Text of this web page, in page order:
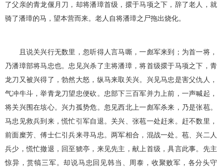
了父亲的青龙偃月刀，却将潘璋首级，擐于马项之下，辞了老人，就
骑了潘璋的马，望本营而来。老人自将潘璋之尸拖出烧化。
且说关兴行无数里，忽听得人言马嘶，一彪军来到；为首一将，
乃潘璋部将马忠也。忠见兴杀了主将潘璋，将首级擐于马项之下，青
龙刀又被兴得了，勃然大怒，纵马来取关兴。兴见马忠是害父仇人，
气冲牛斗，举青龙刀望忠便砍。忠部下三百军并力上前，一声喊起，
将关兴围在垓心。兴力孤势危。忽见西北上一彪军杀来，乃是张苞。
马忠见救兵到来，慌忙引军自退。关兴、张苞一处赶来。赶不数里，
前面糜芳、傅士仁引兵来寻马忠。两军相合，混战一处。苞、兴二人
兵少，慌忙撤退，回至猇亭，来见先主，献上首级，具言此事。先主
惊异，赏犒三军。却说马忠回见韩当、周泰，收聚败军，各分头守